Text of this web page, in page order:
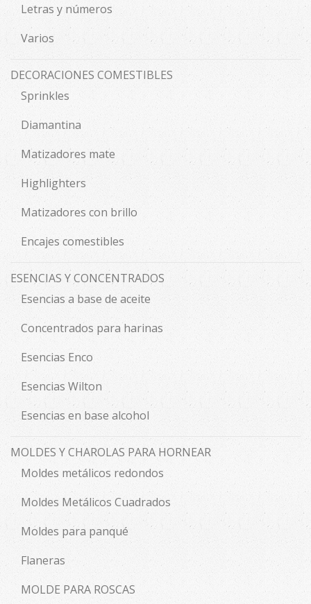
Letras y números
Varios
DECORACIONES COMESTIBLES
Sprinkles
Diamantina
Matizadores mate
Highlighters
Matizadores con brillo
Encajes comestibles
ESENCIAS Y CONCENTRADOS
Esencias a base de aceite
Concentrados para harinas
Esencias Enco
Esencias Wilton
Esencias en base alcohol
MOLDES Y CHAROLAS PARA HORNEAR
Moldes metálicos redondos
Moldes Metálicos Cuadrados
Moldes para panqué
Flaneras
MOLDE PARA ROSCAS